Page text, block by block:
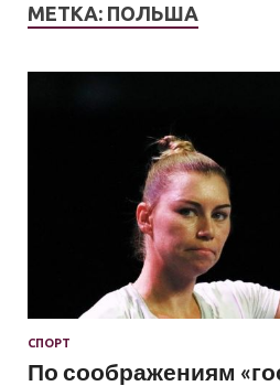
МЕТКА: ПОЛЬША
СПОРТ
По соображениям